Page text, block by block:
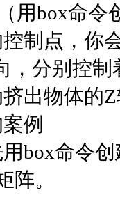
（用box命
制点，你
，分别控
出物体的
例
box命令
阵。